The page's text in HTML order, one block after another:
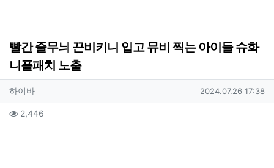
빨간 줄무늬 끈비키니 입고 뮤비 찍는 아이들 슈화
니플패치 노출
작성자 정보
하이바작성 작성일
2024.07.26 17:38
컨텐츠 정보
2,446